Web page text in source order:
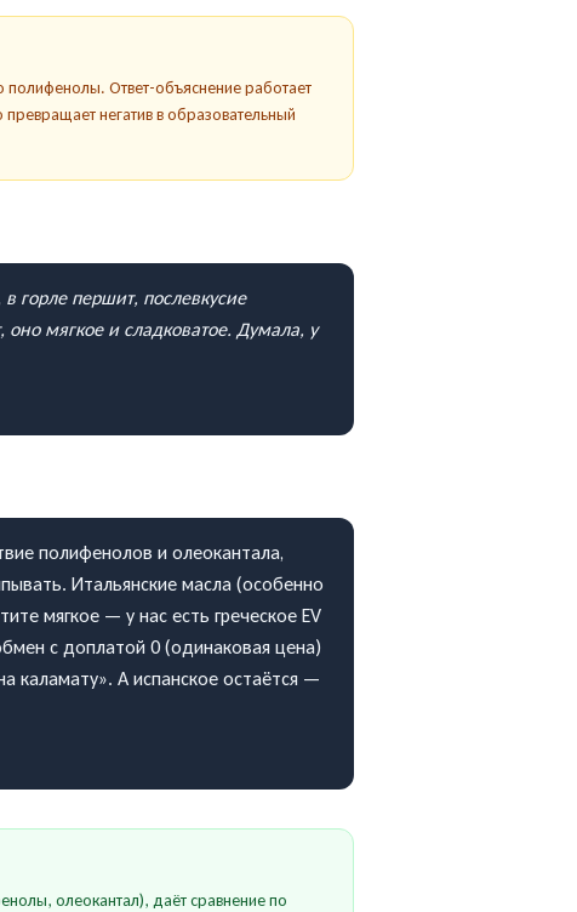
полифенолы. Ответ-объяснение работает
превращает негатив в образовательный
горле першит, послевкусие
мягкое и сладковатое. Думала, у
полифенолов и олеокантала,
Итальянские масла (особенно
мягкое — у нас есть греческое EV
с доплатой 0 (одинаковая цена)
А испанское остаётся —
олеокантал), даёт сравнение по